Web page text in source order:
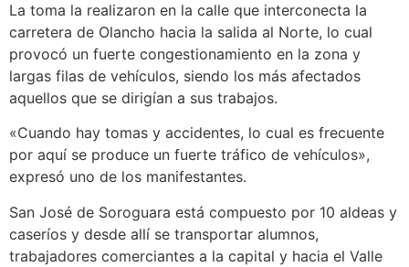
La toma la realizaron en la calle que interconecta la
carretera de Olancho hacia la salida al Norte, lo cual
provocó un fuerte congestionamiento en la zona y
largas filas de vehículos, siendo los más afectados
aquellos que se dirigían a sus trabajos.
«Cuando hay tomas y accidentes, lo cual es frecuente
por aquí se produce un fuerte tráfico de vehículos»,
expresó uno de los manifestantes.
San José de Soroguara está compuesto por 10 aldeas y
caseríos y desde allí se transportar alumnos,
trabajadores comerciantes a la capital y hacia el Valle